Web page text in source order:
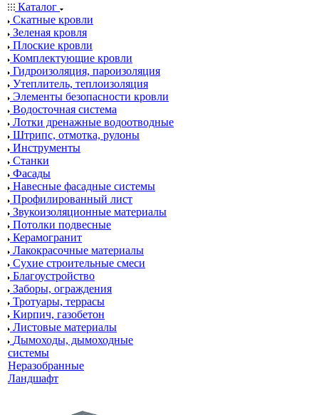
Каталог
Скатные кровли
Зеленая кровля
Плоские кровли
Комплектующие кровли
Гидроизоляция, пароизоляция
Утеплитель, теплоизоляция
Элементы безопасности кровли
Водосточная система
Лотки дренажные водоотводные
Штрипс, отмотка, рулоны
Инструменты
Станки
Фасады
Навесные фасадные системы
Профилированный лист
Звукоизоляционные материалы
Потолки подвесные
Керамогранит
Лакокрасочные материалы
Сухие строительные смеси
Благоустройство
Заборы, ограждения
Тротуары, террасы
Кирпич, газобетон
Листовые материалы
Дымоходы, дымоходные
системы
Неразобранные
Ландшафт